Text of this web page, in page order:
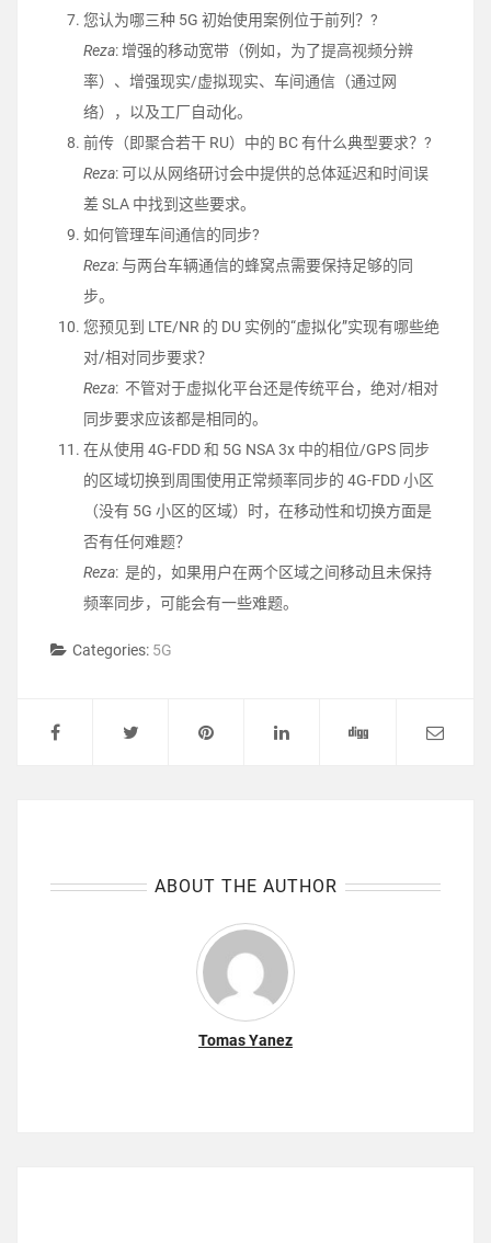
您认为哪三种 5G 初始使用案例位于前列？?
Reza: 增强的移动宽带（例如，为了提高视频分辨
率）、增强现实/虚拟现实、车间通信（通过网
络），以及工厂自动化。
前传（即聚合若干 RU）中的 BC 有什么典型要求？?
Reza: 可以从网络研讨会中提供的总体延迟和时间误
差 SLA 中找到这些要求。
如何管理车间通信的同步?
Reza: 与两台车辆通信的蜂窝点需要保持足够的同
步。
您预见到 LTE/NR 的 DU 实例的“虚拟化”实现有哪些绝
对/相对同步要求？
Reza: 不管对于虚拟化平台还是传统平台，绝对/相对
同步要求应该都是相同的。
在从使用 4G-FDD 和 5G NSA 3x 中的相位/GPS 同步
的区域切换到周围使用正常频率同步的 4G-FDD 小区
（没有 5G 小区的区域）时，在移动性和切换方面是
否有任何难题？
Reza: 是的，如果用户在两个区域之间移动且未保持
频率同步，可能会有一些难题。
Categories: 5G
ABOUT THE AUTHOR
Tomas Yanez